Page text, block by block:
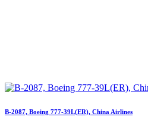
B-2087, Boeing 777-39L(ER), China Airlines